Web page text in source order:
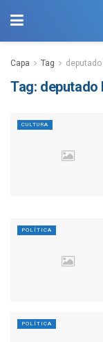
Capa Tag
Tag: deputado
CULTURA
POLÍTICA
POLÍTICA